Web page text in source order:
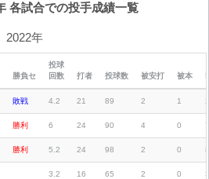
各試合での投手成績一覧
2022年
勝負セ
投球
回数
打者 投球数 被安打 被本
敗戦 4.2 21 89 2 1 2
勝利 6 24 90 4 0 7
勝利 5.2 24 98 2 0 8
3.2 16 65 2 0 3